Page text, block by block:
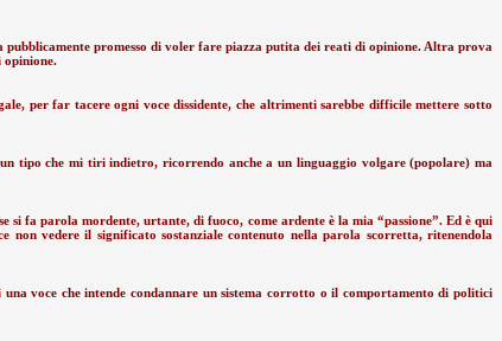
promesso di voler fare piazza putita dei reati di opinione. Altra prova
opinione.
per far tacere ogni voce dissidente, che altrimenti sarebbe difficile mettere sotto
tipo che mi tiri indietro, ricorrendo anche a un linguaggio volgare (popolare) ma
fa parola mordente, urtante, di fuoco, come ardente è la mia “passione”. Ed è qui
non vedere il significato sostanziale contenuto nella parola scorretta, ritenendola
voce che intende condannare un sistema corrotto o il comportamento di politici